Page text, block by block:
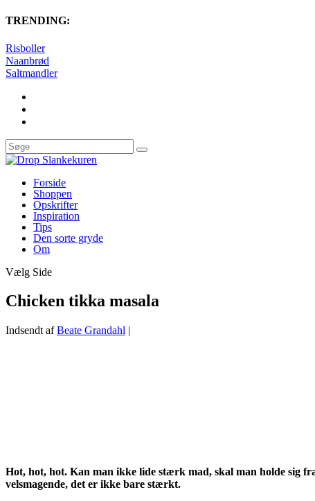
TRENDING:
Risboller
Naanbrød
Saltmandler
Forside
Shoppen
Opskrifter
Inspiration
Tips
Den sorte gryde
Om
Vælg Side
Chicken tikka masala
Indsendt afBeate Grandahl |
Hot, hot, hot. Kan man ikke lide stærk mad, skal man holde sig
velsmagende, det er ikke bare stærkt.